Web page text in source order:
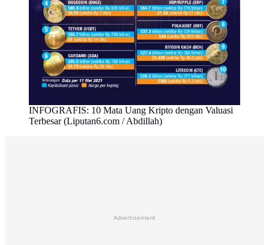
INFOGRAFIS: 10 Mata Uang Kripto dengan Valuasi
Terbesar (Liputan6.com / Abdillah)
Advertisement